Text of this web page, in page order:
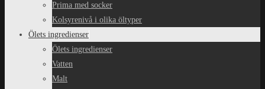
Prima med socker
Kolsyrenivå i olika öltyper
Ölets ingredienser
Ölets ingredienser
Vatten
Malt